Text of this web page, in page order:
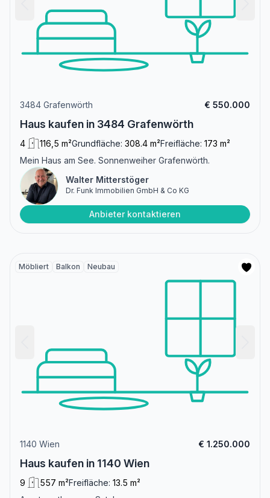
3484 Grafenwörth € 550.000
Haus kaufen in 3484 Grafenwörth
4 116,5 m²Grundfläche: 308.4 m²Freifläche: 173 m²
Mein Haus am See. Sonnenweiher Grafenwörth.
Walter Mitterstöger
Dr. Funk Immobilien GmbH & Co KG
Anbieter kontaktieren
Möbliert Balkon Neubau
1140 Wien € 1.250.000
Haus kaufen in 1140 Wien
9 557 m²Freifläche: 13.5 m²